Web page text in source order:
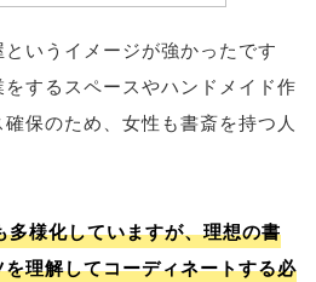
いうイメージが強かったです
するスペースやハンドメイド作
保のため、女性も書斎を持つ人
多様化していますが、理想の書
理解してコーディネートする必